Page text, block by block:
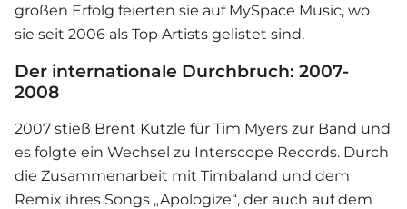
großen Erfolg feierten sie auf MySpace Music, wo
sie seit 2006 als Top Artists gelistet sind.
Der internationale Durchbruch: 2007-
2008
2007 stieß Brent Kutzle für Tim Myers zur Band und
es folgte ein Wechsel zu Interscope Records. Durch
die Zusammenarbeit mit Timbaland und dem
Remix ihres Songs „Apologize“, der auch auf dem